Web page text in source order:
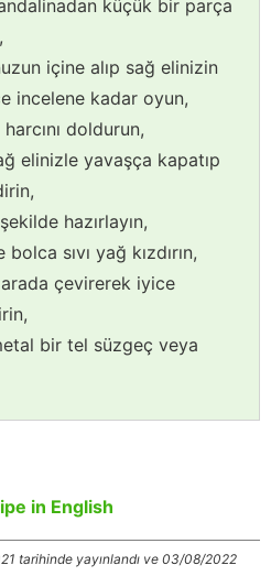
küçük bir parça
içine alıp sağ elinizin
incelene kadar oyun,
doldurun,
elinizle yavaşça kapatıp
hazırlayın,
sıvı yağ kızdırın,
çevirerek iyice
bir tel süzgeç veya
in English
tarihinde yayınlandı ve 03/08/2022